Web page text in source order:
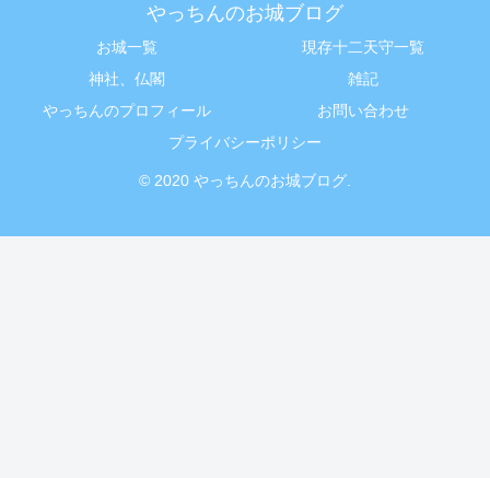
やっちんのお城ブログ
お城一覧
現存十二天守一覧
神社、仏閣
雑記
やっちんのプロフィール
お問い合わせ
プライバシーポリシー
© 2020 やっちんのお城ブログ.